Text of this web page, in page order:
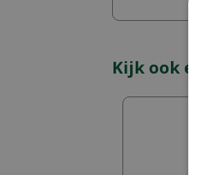
Kijk ook